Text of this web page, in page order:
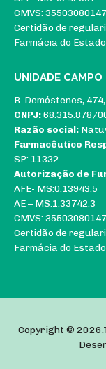
CMVS:
Certidão de
Farmácia do
UNIDADE CAMPO
R. Demóstenes,
CNPJ:68.315.878/
Razão social:
Farmacêutico
SP: 11332
Autorização de
AFE- MS:0.13943.5
AE – MS:1.33742.3
CMVS:
Certidão de
Farmácia do
Copyright ©